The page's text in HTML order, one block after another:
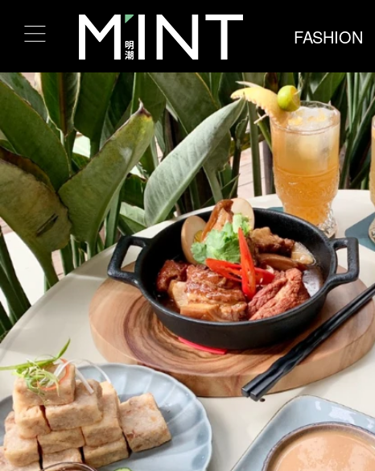
FASHION